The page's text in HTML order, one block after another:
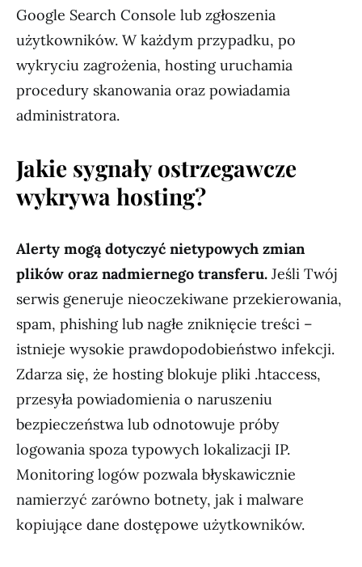
Google Search Console lub zgłoszenia
użytkowników. W każdym przypadku, po
wykryciu zagrożenia, hosting uruchamia
procedury skanowania oraz powiadamia
administratora.
Jakie sygnały ostrzegawcze
wykrywa hosting?
Alerty mogą dotyczyć nietypowych zmian
plików oraz nadmiernego transferu. Jeśli Twój
serwis generuje nieoczekiwane przekierowania,
spam, phishing lub nagłe zniknięcie treści –
istnieje wysokie prawdopodobieństwo infekcji.
Zdarza się, że hosting blokuje pliki .htaccess,
przesyła powiadomienia o naruszeniu
bezpieczeństwa lub odnotowuje próby
logowania spoza typowych lokalizacji IP.
Monitoring logów pozwala błyskawicznie
namierzyć zarówno botnety, jak i malware
kopiujące dane dostępowe użytkowników.